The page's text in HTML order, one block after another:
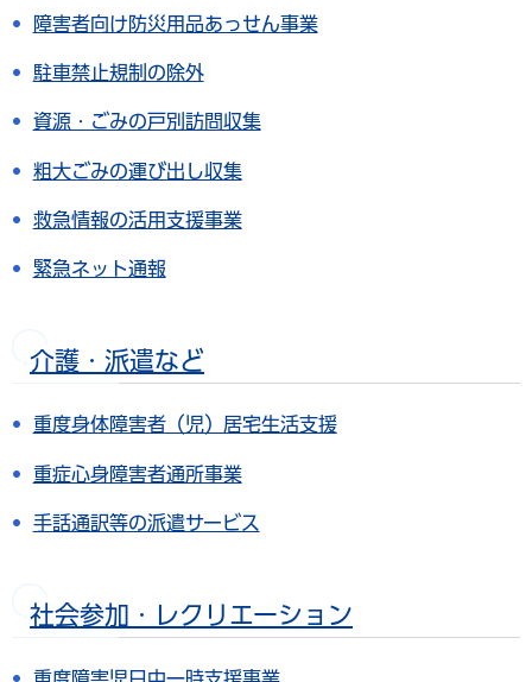
障害者向け防災用品あっせん事業
駐車禁止規制の除外
資源・ごみの戸別訪問収集
粗大ごみの運び出し収集
救急情報の活用支援事業
緊急ネット通報
介護・派遣など
重度身体障害者（児）居宅生活支援
重症心身障害者通所事業
手話通訳等の派遣サービス
社会参加・レクリエーション